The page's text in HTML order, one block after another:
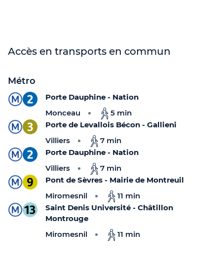
Accès en transports en commun
Métro
Porte Dauphine - Nation
Monceau
5 min
Porte de Levallois Bécon - Gallieni
Villiers
7 min
Porte Dauphine - Nation
Villiers
7 min
Pont de Sèvres - Mairie de Montreuil
Miromesnil
11 min
Saint Denis Université - Châtillon
Montrouge
Miromesnil
11 min